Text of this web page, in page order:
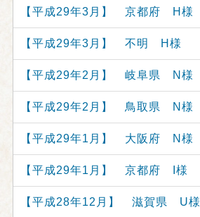
【平成29年3月】 京都府 H様
【平成29年3月】 不明 H様
【平成29年2月】 岐阜県 N様
【平成29年2月】 鳥取県 N様
【平成29年1月】 大阪府 N様
【平成29年1月】 京都府 I様
【平成28年12月】 滋賀県 U様